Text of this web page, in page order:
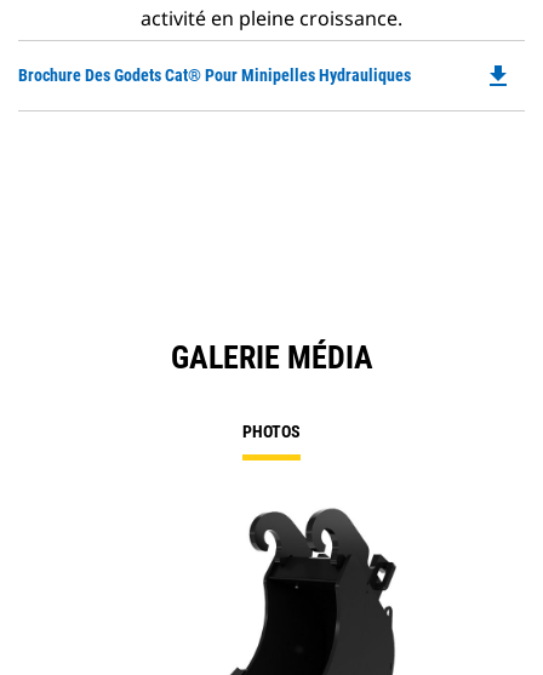
activité en pleine croissance.
Brochure Des Godets Cat® Pour Minipelles Hydrauliques file_download
GALERIE MÉDIA
PHOTOS